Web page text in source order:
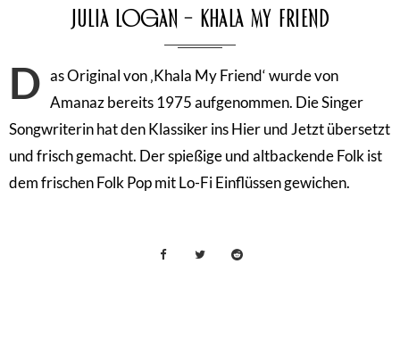
Julia Logan – Khala My Friend
D as Original von ‚Khala My Friend‘ wurde von
Amanaz bereits 1975 aufgenommen. Die Singer
Songwriterin hat den Klassiker ins Hier und Jetzt übersetzt
und frisch gemacht. Der spießige und altbackende Folk ist
dem frischen Folk Pop mit Lo-Fi Einflüssen gewichen.